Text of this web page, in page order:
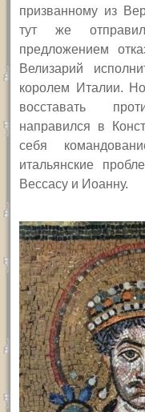
призванному из
тут же
предложением
Велизарий
королем Италии.
восставать
направился в
себя
итальянские
Вессасу и Иоанну.